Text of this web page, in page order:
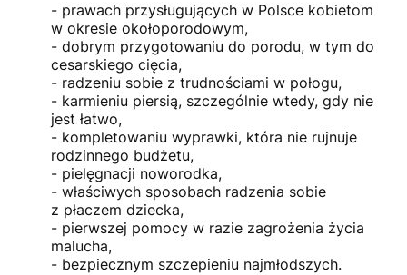
- prawach przysługujących w Polsce kobietom
w okresie okołoporodowym,
- dobrym przygotowaniu do porodu, w tym do
cesarskiego cięcia,
- radzeniu sobie z trudnościami w połogu,
- karmieniu piersią, szczególnie wtedy, gdy nie
jest łatwo,
- kompletowaniu wyprawki, która nie rujnuje
rodzinnego budżetu,
- pielęgnacji noworodka,
- właściwych sposobach radzenia sobie
z płaczem dziecka,
- pierwszej pomocy w razie zagrożenia życia
malucha,
- bezpiecznym szczepieniu najmłodszych.